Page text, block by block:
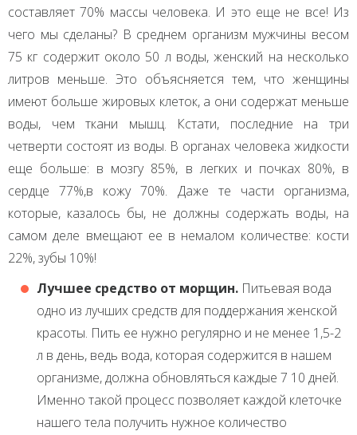
составляет 70% массы человека. И это еще не все! Из
чего мы сделаны? В среднем организм мужчины весом
75 кг содержит около 50 л воды, женский на несколько
литров меньше. Это объясняется тем, что женщины
имеют больше жировых клеток, а они содержат меньше
воды, чем ткани мышц. Кстати, последние на три
четверти состоят из воды. В органах человека жидкости
еще больше: в мозгу 85%, в легких и почках 80%, в
сердце 77%,в кожу 70%. Даже те части организма,
которые, казалось бы, не должны содержать воды, на
самом деле вмещают ее в немалом количестве: кости
22%, зубы 10%!
Лучшее средство от морщин. Питьевая вода
одно из лучших средств для поддержания женской
красоты. Пить ее нужно регулярно и не менее 1,5-2
л в день, ведь вода, которая содержится в нашем
организме, должна обновляться каждые 7 10 дней.
Именно такой процесс позволяет каждой клеточке
нашего тела получить нужное количество